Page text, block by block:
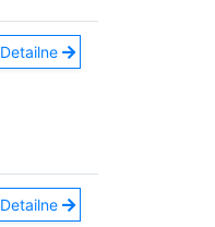
Detailne
Detailne